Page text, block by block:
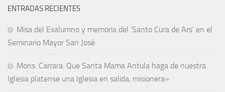
ENTRADAS RECIENTES
Misa del Exalumno y memoria del ‘Santo Cura de Ars’ en el
Seminario Mayor San José
Mons. Carrara: Que Santa Mama Antula haga de nuestra
Iglesia platense una Iglesia en salida, misionera»